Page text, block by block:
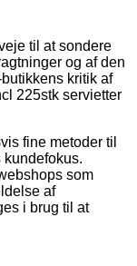
til at sondere
og af den
kritik af
225stk servietter
fine metoder til
kundefokus.
som
af
i brug til at